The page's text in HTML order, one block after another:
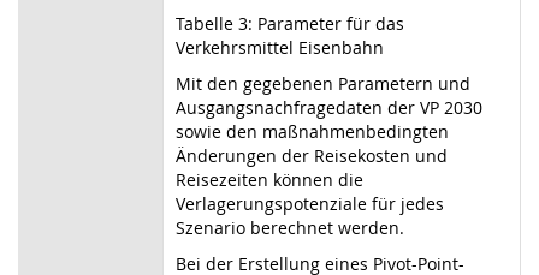
Tabelle 3: Parameter für das
Verkehrsmittel Eisenbahn
Mit den gegebenen Parametern und
Ausgangsnachfragedaten der VP 2030
sowie den maßnahmenbedingten
Änderungen der Reisekosten und
Reisezeiten können die
Verlagerungspotenziale für jedes
Szenario berechnet werden.
Bei der Erstellung eines Pivot-Point-